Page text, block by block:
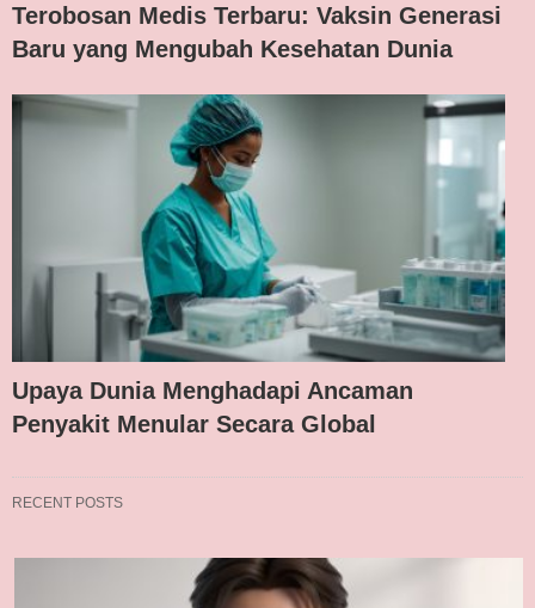
Terobosan Medis Terbaru: Vaksin Generasi
Baru yang Mengubah Kesehatan Dunia
Upaya Dunia Menghadapi Ancaman
Penyakit Menular Secara Global
RECENT POSTS